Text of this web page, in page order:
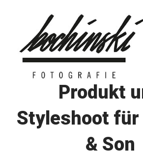
Produkt
Styleshoot für
& Son